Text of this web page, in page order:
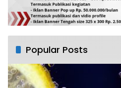
Popular Posts